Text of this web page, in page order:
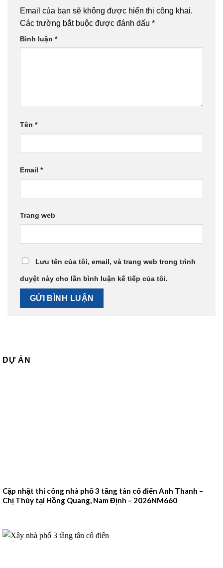
Email của bạn sẽ không được hiển thị công khai.
Các trường bắt buộc được đánh dấu *
Bình luận *
Tên *
Email *
Trang web
Lưu tên của tôi, email, và trang web trong trình
duyệt này cho lần bình luận kế tiếp của tôi.
DỰ ÁN
Cập nhật thi công nhà phố 3 tầng tân cổ điển Anh Thanh –
Chị Thúy tại Hồng Quang, Nam Định – 2026NM660